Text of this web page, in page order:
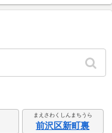
まえさわくしんまちうら
前沢区新町裏